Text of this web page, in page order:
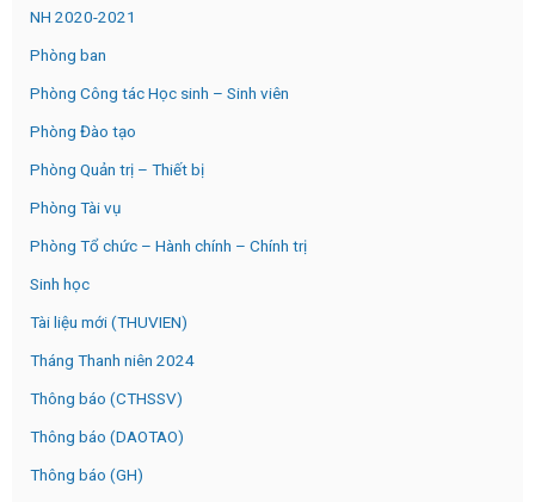
NH 2020-2021
Phòng ban
Phòng Công tác Học sinh – Sinh viên
Phòng Đào tạo
Phòng Quản trị – Thiết bị
Phòng Tài vụ
Phòng Tổ chức – Hành chính – Chính trị
Sinh học
Tài liệu mới (THUVIEN)
Tháng Thanh niên 2024
Thông báo (CTHSSV)
Thông báo (DAOTAO)
Thông báo (GH)